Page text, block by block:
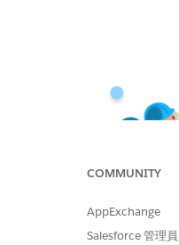
COMMUNITY
AppExchange
Salesforce 管理員